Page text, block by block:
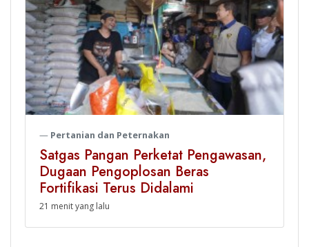
Pertanian dan Peternakan
Satgas Pangan Perketat Pengawasan,
Dugaan Pengoplosan Beras
Fortifikasi Terus Didalami
21 menit yang lalu